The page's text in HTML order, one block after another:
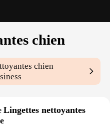
chien
chien
Lingettes nettoyantes